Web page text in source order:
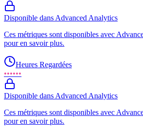
Disponible dans Advanced Analytics
Ces métriques sont disponibles avec
pour en savoir plus.
Heures Regardées
••••••
Disponible dans Advanced Analytics
Ces métriques sont disponibles avec
pour en savoir plus.